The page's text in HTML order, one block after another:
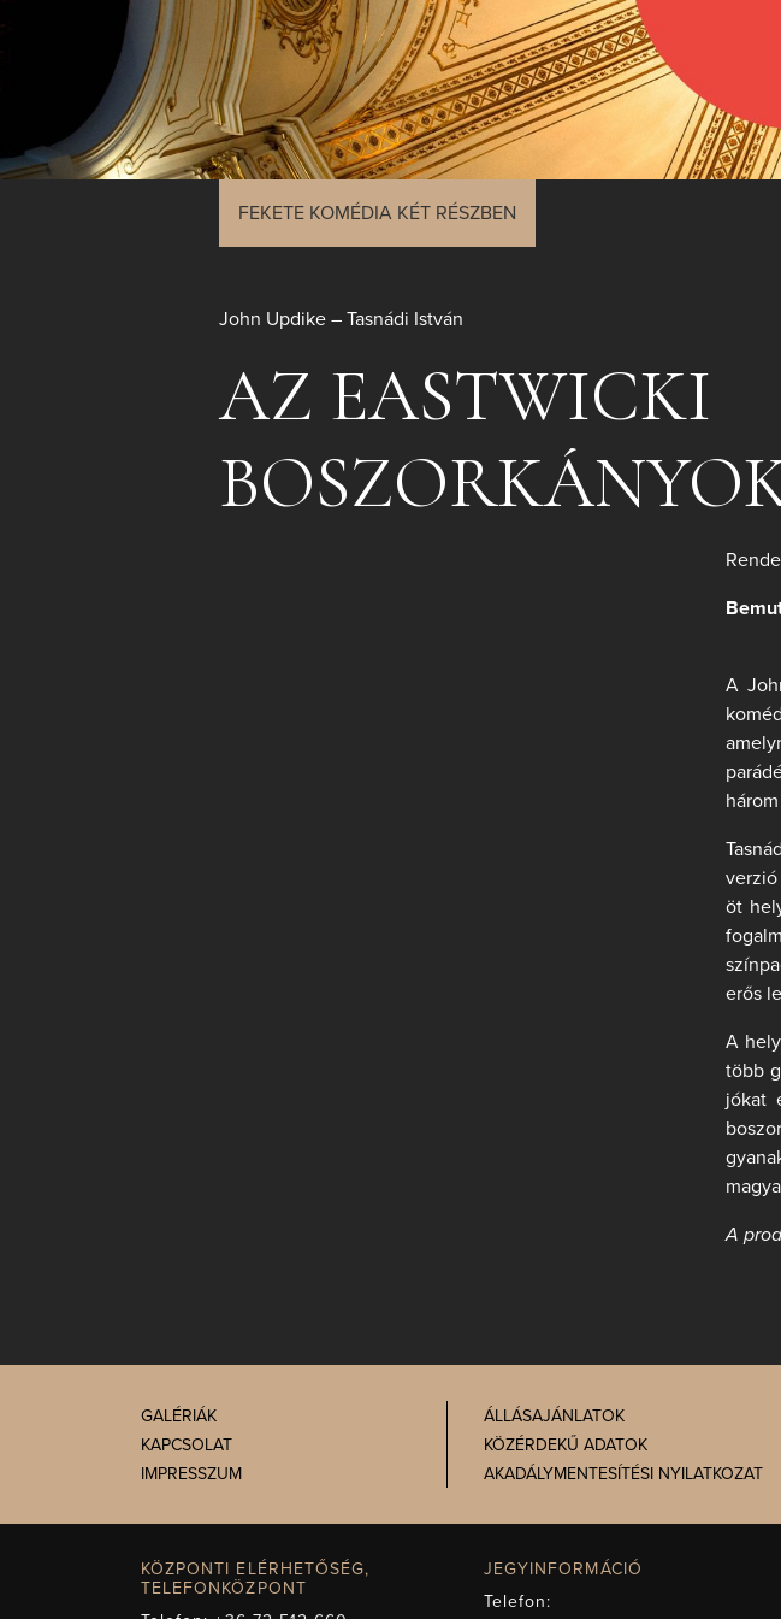
FEKETE KOMÉDIA KÉT RÉSZBEN
John Updike – Tasnádi István
AZ EASTWICKI
A
öt
erős
A
több
jókat
A
GALÉRIÁK
KAPCSOLAT
IMPRESSZUM
ÁLLÁSAJÁNLATOK
KÖZÉRDEKŰ ADATOK
AKADÁLYMENTESÍTÉSI NYILATKOZAT
KÖZPONTI ELÉRHETŐSÉG,
TELEFONKÖZPONT
JEGYINFORMÁCIÓ
Telefon: